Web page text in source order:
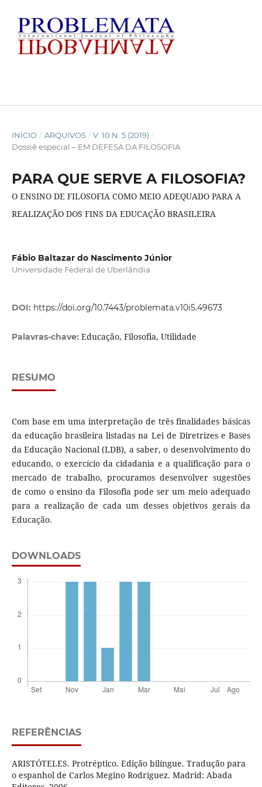
INÍCIO / ARQUIVOS / V. 10 N. 5 (2019) /
Dossiê especial – EM DEFESA DA FILOSOFIA
PARA QUE SERVE A FILOSOFIA?
O ENSINO DE FILOSOFIA COMO MEIO ADEQUADO PARA A
REALIZAÇÃO DOS FINS DA EDUCAÇÃO BRASILEIRA
Fábio Baltazar do Nascimento Júnior
Universidade Federal de Uberlândia
DOI: https://doi.org/10.7443/problemata.v10i5.49673
Palavras-chave: Educação, Filosofia, Utilidade
RESUMO
Com base em uma interpretação de três finalidades básicas
da educação brasileira listadas na Lei de Diretrizes e Bases
da Educação Nacional (LDB), a saber, o desenvolvimento do
educando, o exercício da cidadania e a qualificação para o
mercado de trabalho, procuramos desenvolver sugestões
de como o ensino da Filosofia pode ser um meio adequado
para a realização de cada um desses objetivos gerais da
Educação.
DOWNLOADS
REFERÊNCIAS
ARISTÓTELES. Protréptico. Edição bilíngue. Tradução para
o espanhol de Carlos Megino Rodriguez. Madrid: Abada